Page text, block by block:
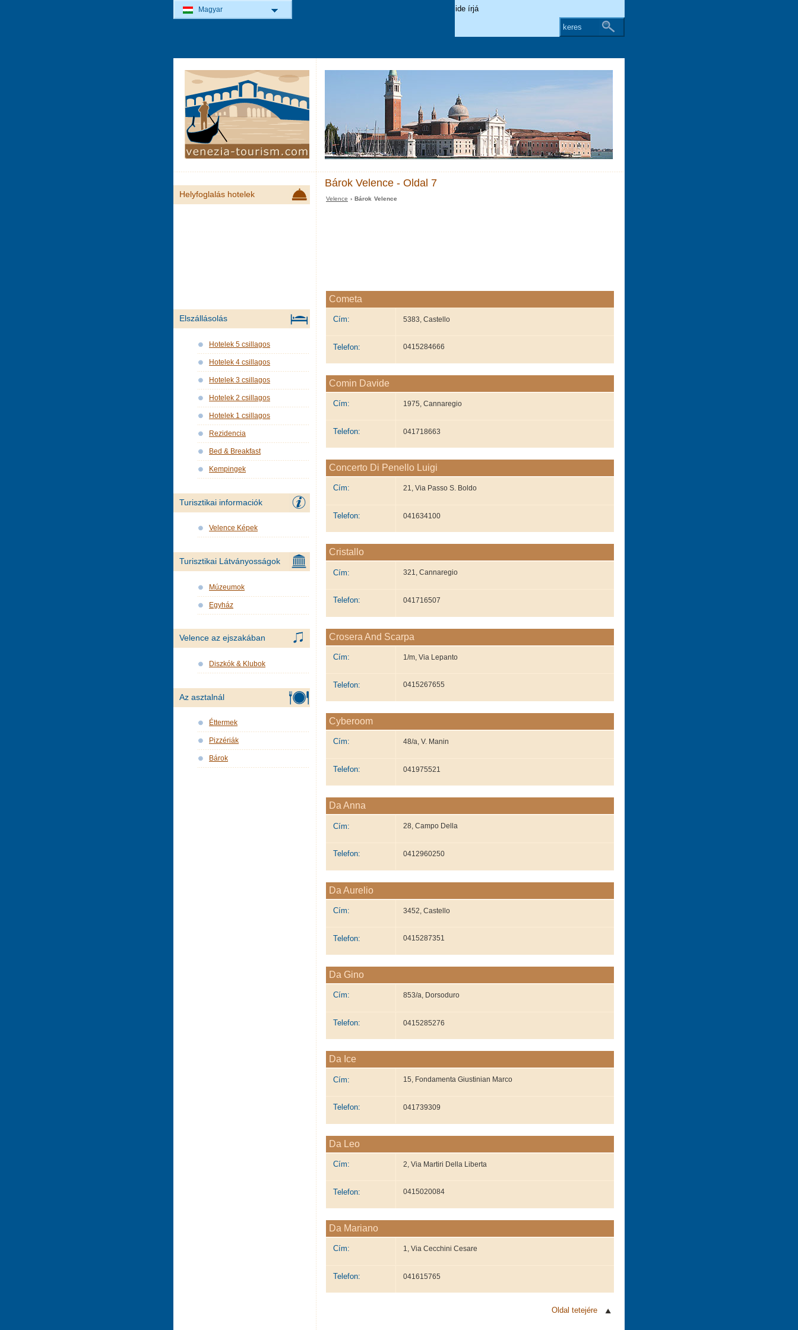
Bárok Velence - Oldal 7
Velence › Bárok Velence
Cometa
Cím: 5383, Castello
Telefon: 0415284666
Comin Davide
Cím: 1975, Cannaregio
Telefon: 041718663
Concerto Di Penello Luigi
Cím: 21, Via Passo S. Boldo
Telefon: 041634100
Cristallo
Cím: 321, Cannaregio
Telefon: 041716507
Crosera And Scarpa
Cím: 1/m, Via Lepanto
Telefon: 0415267655
Cyberoom
Cím: 48/a, V. Manin
Telefon: 041975521
Da Anna
Cím: 28, Campo Della
Telefon: 0412960250
Da Aurelio
Cím: 3452, Castello
Telefon: 0415287351
Da Gino
Cím: 853/a, Dorsoduro
Telefon: 0415285276
Da Ice
Cím: 15, Fondamenta Giustinian Marco
Telefon: 041739309
Da Leo
Cím: 2, Via Martiri Della Liberta
Telefon: 0415020084
Da Mariano
Cím: 1, Via Cecchini Cesare
Telefon: 041615765
Oldal tetejére
Helyfoglalás hotelek
Elszállásolás
Hotelek 5 csillagos
Hotelek 4 csillagos
Hotelek 3 csillagos
Hotelek 2 csillagos
Hotelek 1 csillagos
Rezidencia
Bed & Breakfast
Kempingek
Turisztikai informaciók
Velence Képek
Turisztikai Látványosságok
Múzeumok
Egyház
Velence az ejszakában
Diszkók & Klubok
Az asztalnál
Éttermek
Pizzériák
Bárok
Magyar
keres